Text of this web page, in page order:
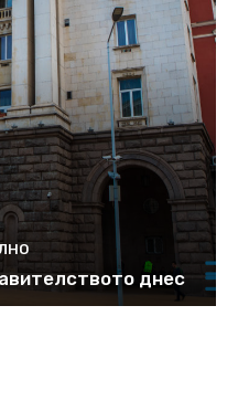
днес